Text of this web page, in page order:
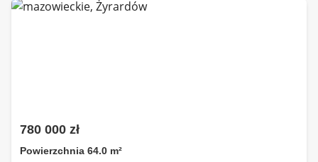
780 000 zł
Powierzchnia 64.0 m²